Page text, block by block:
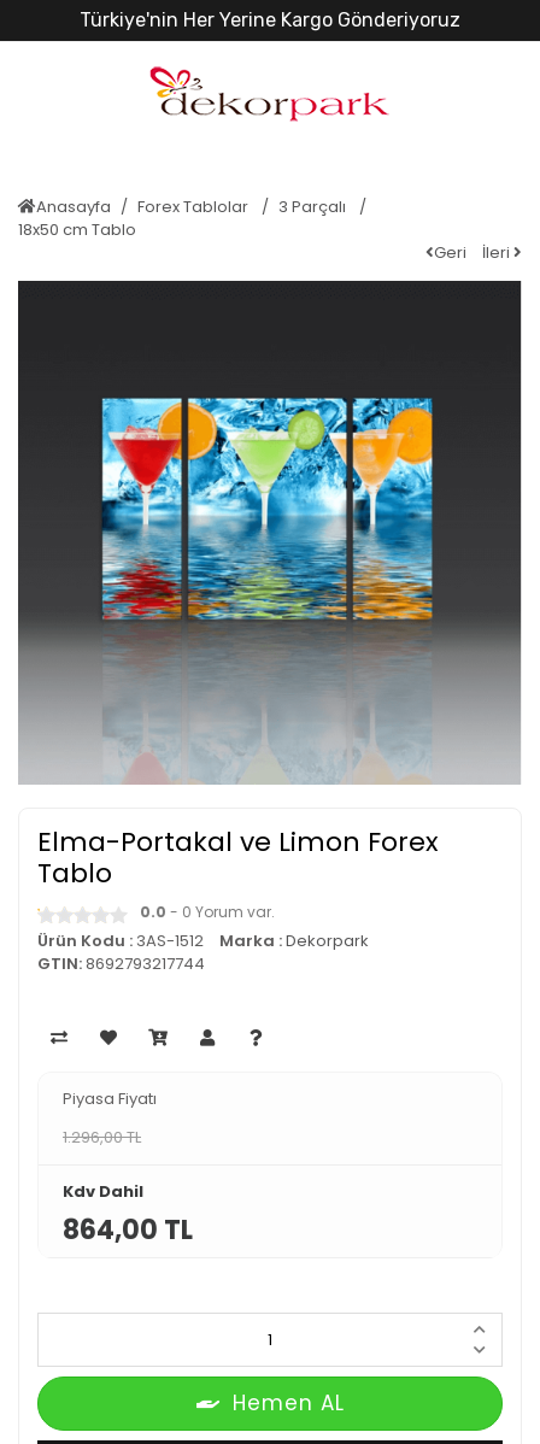
Türkiye'nin Her Yerine Kargo Gönderiyoruz
Anasayfa Forex Tablolar
3 Parçalı
18x50 cm Tablo
Geri
İleri
Elma-Portakal ve Limon Forex
Tablo
0.0 - 0 Yorum var.
Ürün Kodu : 3AS-1512 Marka :Dekorpark
GTIN:8692793217744
Piyasa Fiyatı
1.296,00 TL
Kdv Dahil
864,00 TL
Hemen AL